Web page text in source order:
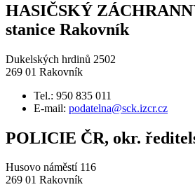
HASIČSKÝ
stanice Rakovník
Dukelských hrdinů 2502
269 01 Rakovník
Tel.: 950 835 011
E-mail: podatelna@sck.izcr.cz
POLICIE ČR, okr.
Husovo náměstí 116
269 01 Rakovník